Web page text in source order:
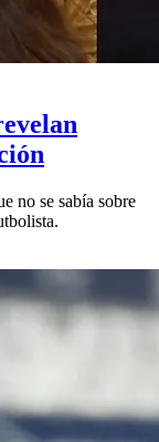
no se sabía sobre